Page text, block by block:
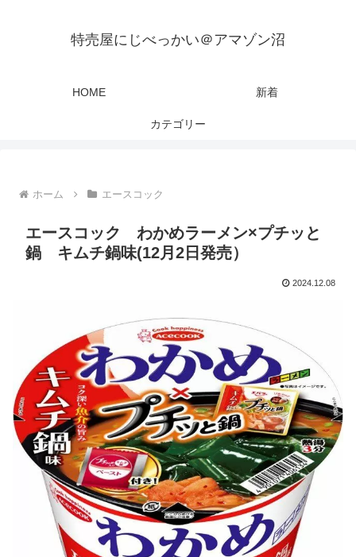
特売屋にじべっかい＠アマゾン沼
HOME 新着
カテゴリー
ホーム エースコック
エースコック わかめラーメン×プチッと
鍋 キムチ鍋味(12月2日発売）
2024.12.08